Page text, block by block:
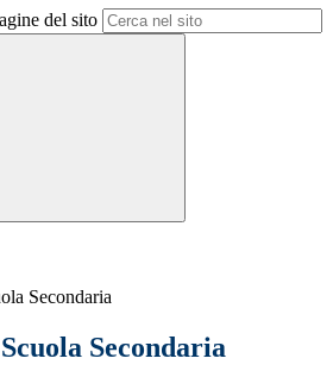
del sito
Secondaria
Secondaria